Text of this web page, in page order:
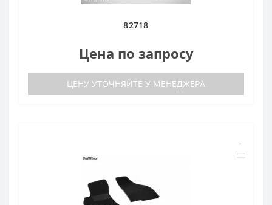
82718
Цена по запросу
ЦЕНУ УТОЧНЯЙТЕ У МЕНЕДЖЕРА